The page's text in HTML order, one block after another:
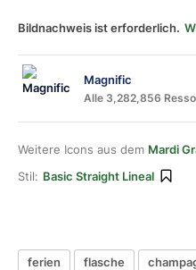
Bildnachweis ist erforderlich.
Magnific
Alle 3,282,856
Weitere Icons aus dem Mardi
Stil: Basic Straight Lineal
ferien flasche